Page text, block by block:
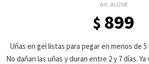
AU208
$ 899
Uñas en gel listas para pegar en menos de
No dañan las uñas y duran entre 2 y 7 días.